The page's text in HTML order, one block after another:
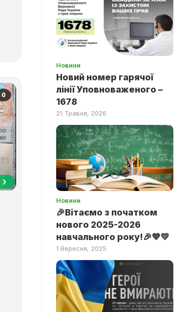
0
Новини
Новий номер гарячої
лінії Уповноваженого –
1678
21 Травня, 2026
Новини
🎉Вітаємо з початком
нового 2025-2026
навчального року!🎉💙💛
1 Вересня, 2025